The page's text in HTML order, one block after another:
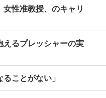
性准教授、のキャリ
るプレッシャーの実
ことがない」